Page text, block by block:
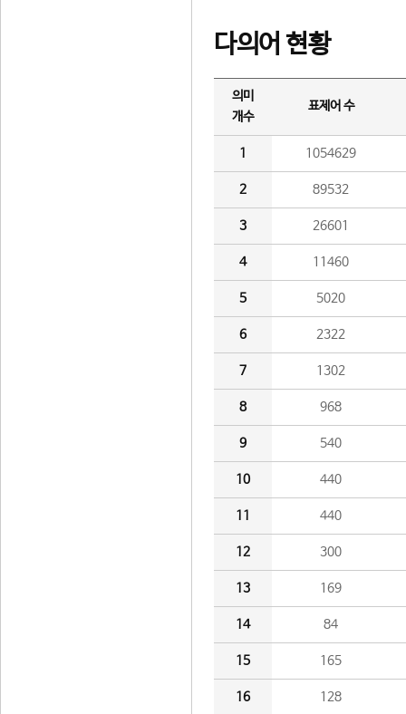
다의어 현황
의미
개수
표제어 수
1 1054629
2 89532
3 26601
4 11460
5 5020
6 2322
7 1302
8 968
9 540
10 440
11 440
12 300
13 169
14 84
15 165
16 128